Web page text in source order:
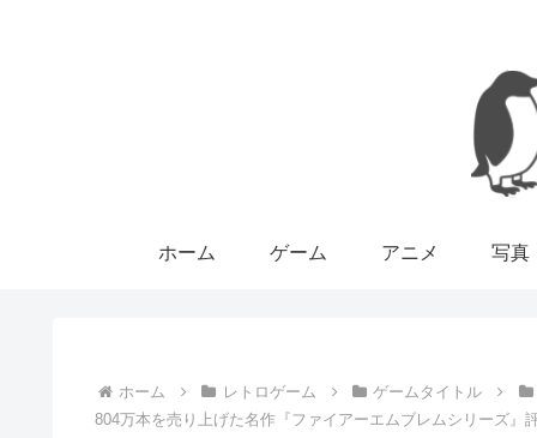
ホーム ゲーム アニメ 写真
ホーム レトロゲーム
ゲームタイトル
804万本を売り上げた名作『ファイアーエムブレムシリーズ』